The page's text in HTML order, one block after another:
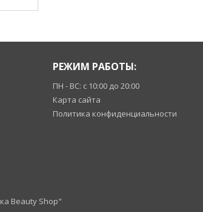
РЕЖИМ РАБОТЫ:
ПН - ВС: с 10:00 до 20:00
Карта сайта
Политика конфиденциальности
Beauty Shop"